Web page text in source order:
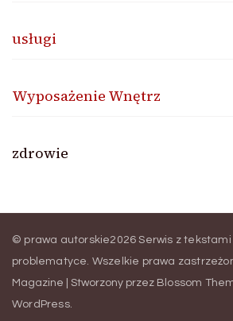
usługi
Wyposażenie Wnętrz
zdrowie
© prawa autorskie2026Serwis z tekstami
problematyce . Wszelkie prawa
Magazine | Stworzony przez Blossom
WordPress.